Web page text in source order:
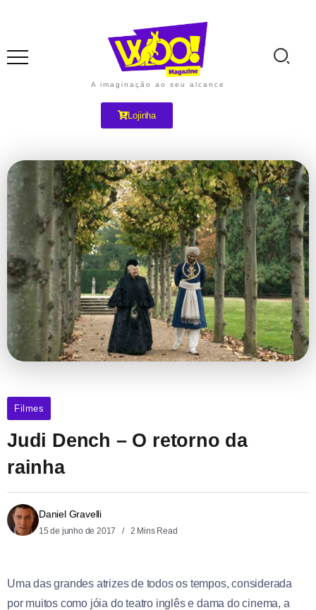
A imaginação ao seu alcance
Lojinha
Filmes
Judi Dench – O retorno da
rainha
Daniel Gravelli
15 de junho de 2017 2 Mins Read
Uma das grandes atrizes de todos os tempos, considerada
por muitos como jóia do teatro inglês e dama do cinema, a